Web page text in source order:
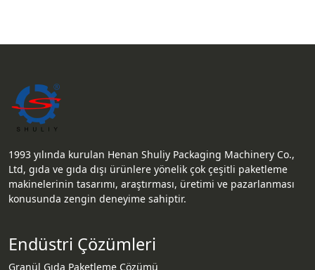
1993 yılında kurulan Henan Shuliy Packaging Machinery Co.,
Ltd, gıda ve gıda dışı ürünlere yönelik çok çeşitli paketleme
makinelerinin tasarımı, araştırması, üretimi ve pazarlanması
konusunda zengin deneyime sahiptir.
Endüstri Çözümleri
Granül Gıda Paketleme Çözümü